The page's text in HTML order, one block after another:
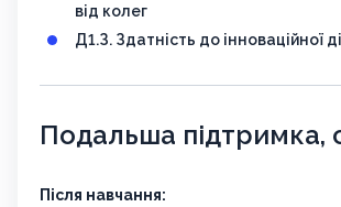
від колег
Д1.З. Здатність до інноваційної
Подальша підтримка,
Після навчання: